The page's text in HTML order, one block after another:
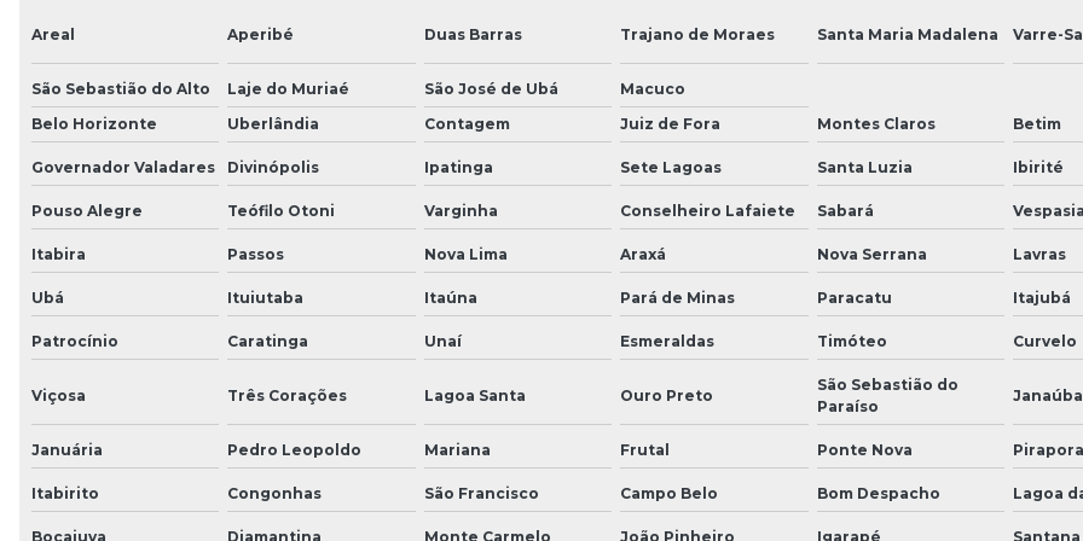
Areal Aperibé Duas Barras Trajano de Moraes Santa Maria Madalena Varre-
São Sebastião do Alto Laje do Muriaé São José de Ubá
Macuco
Belo Horizonte
Uberlândia Contagem Juiz de Fora Montes Claros Betim
Governador Valadares Divinópolis Ipatinga Sete Lagoas Santa Luzia Ibirité
Pouso Alegre Teófilo Otoni Varginha Conselheiro Lafaiete Sabará
Itabira Passos Nova Lima Araxá Nova Serrana Lavras
Ubá Ituiutaba Itaúna Pará de Minas Paracatu Itajubá
Patrocínio Caratinga Unaí Esmeraldas Timóteo Curvelo
Viçosa Três Corações Lagoa Santa Ouro Preto
São Sebastião do
Paraíso
Janaúba
Januária Pedro Leopoldo Mariana Frutal Ponte Nova Pirapora
Itabirito Congonhas São Francisco Campo Belo Bom Despacho Lagoa
Bocaiuva Diamantina Monte Carmelo João Pinheiro Igarapé